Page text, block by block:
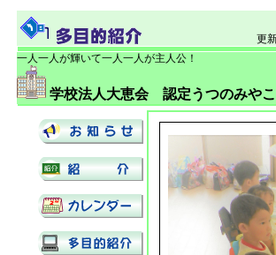
更
一人一人が輝いて一人一人が主人公！
学校法人大恵会 認定うつのみや